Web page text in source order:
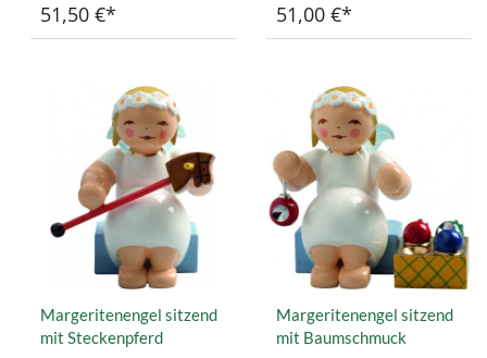
51,50 € 51,00 €
Margeritenengel sitzend
mit Steckenpferd
Margeritenengel sitzend
mit Baumschmuck